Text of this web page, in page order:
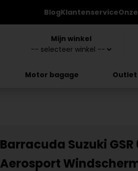
BlogKlantenservice
Mijn winkel
Motor bagage Outlet
Barracuda Suzuki GSR
Aerosport